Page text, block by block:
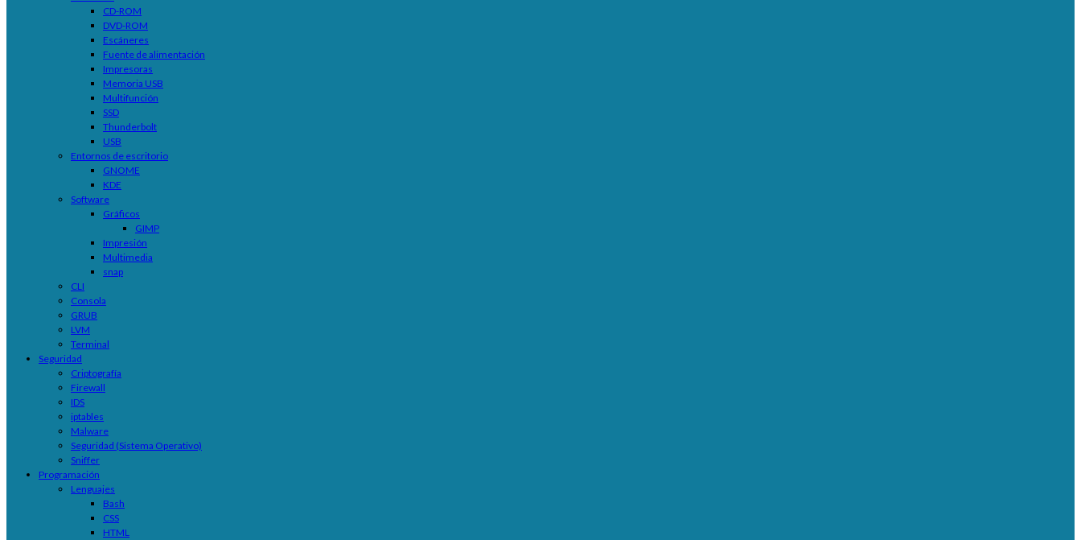
CD-ROM
DVD-ROM
Escáneres
Fuente de alimentación
Impresoras
Memoria USB
Multifunción
SSD
Thunderbolt
USB
Entornos de escritorio
GNOME
KDE
Software
Gráficos
GIMP
Impresión
Multimedia
snap
CLI
Consola
GRUB
LVM
Terminal
Seguridad
Criptografía
Firewall
IDS
iptables
Malware
Seguridad (Sistema Operativo)
Sniffer
Programación
Lenguajes
Bash
CSS
HTML